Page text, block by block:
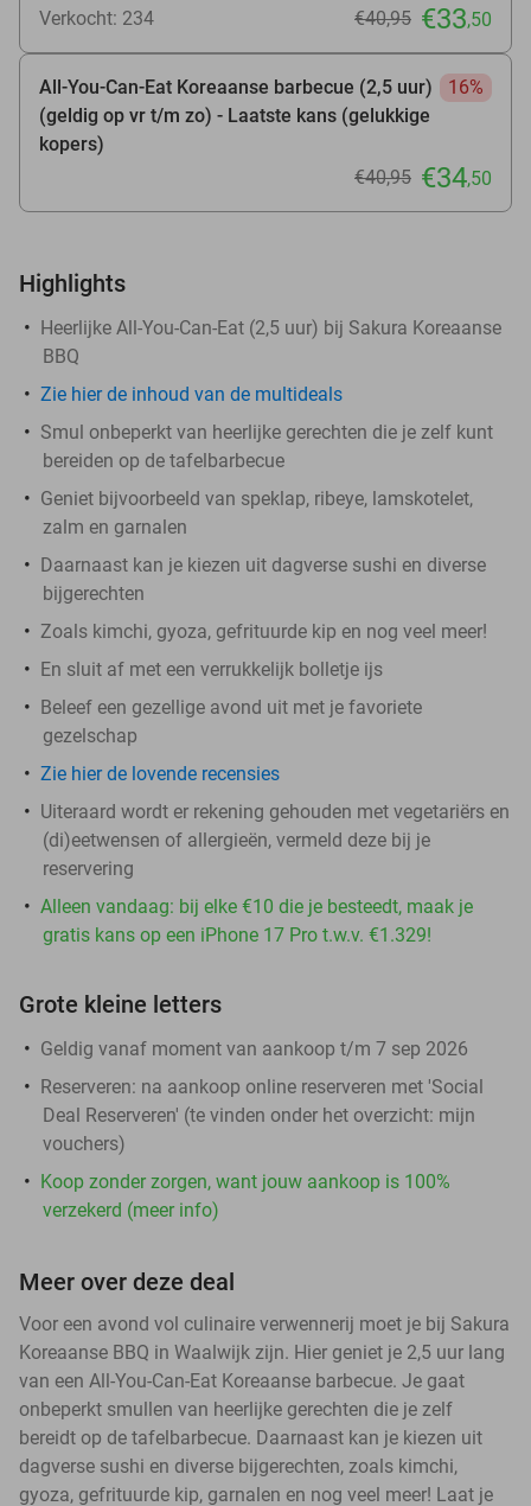
Verkocht: 234 €40,95 €33,50
All-You-Can-Eat Koreaanse barbecue (2,5 uur)
(geldig op vr t/m zo) - Laatste kans (gelukkige
kopers)
16%
€40,95 €34,50
Highlights
Heerlijke All-You-Can-Eat (2,5 uur) bij Sakura Koreaanse
BBQ
Zie hier de inhoud van de multideals
Smul onbeperkt van heerlijke gerechten die je zelf kunt
bereiden op de tafelbarbecue
Geniet bijvoorbeeld van speklap, ribeye, lamskotelet,
zalm en garnalen
Daarnaast kan je kiezen uit dagverse sushi en diverse
bijgerechten
Zoals kimchi, gyoza, gefrituurde kip en nog veel meer!
En sluit af met een verrukkelijk bolletje ijs
Beleef een gezellige avond uit met je favoriete
gezelschap
Zie hier de lovende recensies
Uiteraard wordt er rekening gehouden met vegetariërs en
(di)eetwensen of allergieën, vermeld deze bij je
reservering
Alleen vandaag: bij elke €10 die je besteedt, maak je
gratis kans op een iPhone 17 Pro t.w.v. €1.329!
Grote kleine letters
Geldig vanaf moment van aankoop t/m 7 sep 2026
Reserveren: na aankoop online reserveren met 'Social
Deal Reserveren' (te vinden onder het overzicht: mijn
vouchers)
Koop zonder zorgen, want jouw aankoop is 100%
verzekerd (meer info)
Meer over deze deal
Voor een avond vol culinaire verwennerij moet je bij Sakura
Koreaanse BBQ in Waalwijk zijn. Hier geniet je 2,5 uur lang
van een All-You-Can-Eat Koreaanse barbecue. Je gaat
onbeperkt smullen van heerlijke gerechten die je zelf
bereidt op de tafelbarbecue. Daarnaast kan je kiezen uit
dagverse sushi en diverse bijgerechten, zoals kimchi,
gyoza, gefrituurde kip, garnalen en nog veel meer! Laat je